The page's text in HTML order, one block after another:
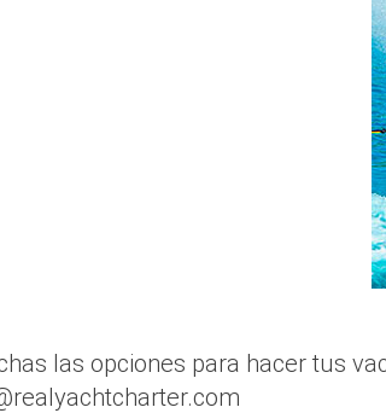
las opciones para hacer tus